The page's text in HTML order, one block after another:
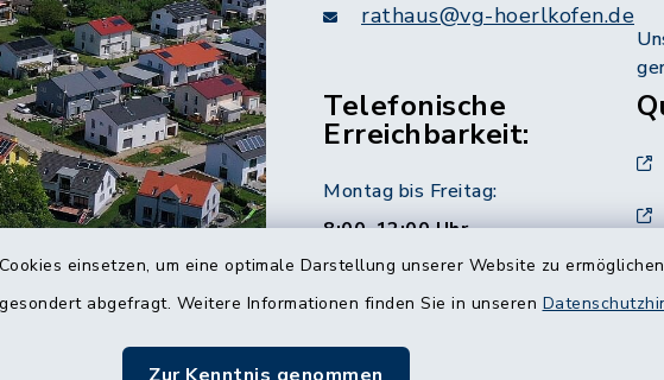
einsetzen, um eine optimale Darstellung unserer Website zu
abgefragt. Weitere Informationen finden Sie in unseren
rathaus@vg-hoerlkofen.de
Telefonische
Erreichbarkeit:
Montag bis Freitag:
8:00-12:00 Uhr